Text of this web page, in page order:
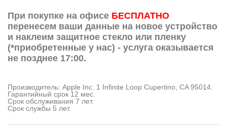
При покупке на офисе БЕСПЛАТНО
перенесем ваши данные на новое устройство
и наклеим защитное стекло или пленку
(*приобретенные у нас) - услуга оказывается
не позднее 17:00.
Производитель: Apple Inc. 1 Infinite Loop Cupertino, CA 95014.
Гарантийный срок 12 мес.
Срок обслуживания 7 лет.
Срок службы 5 лет.